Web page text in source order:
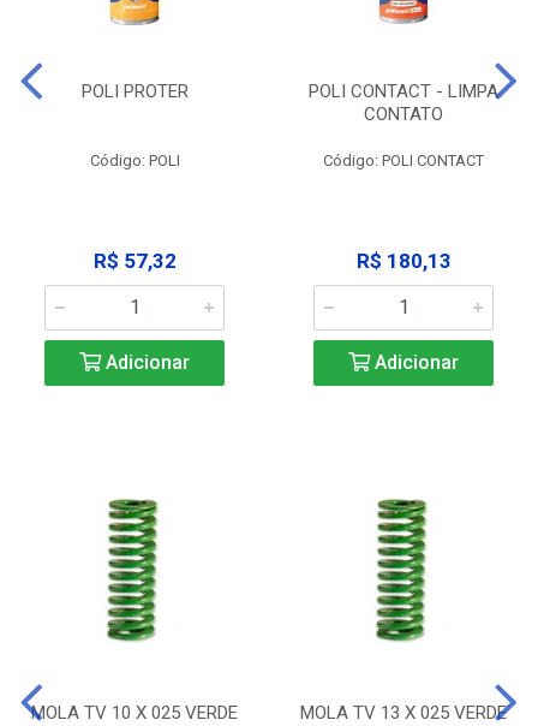
POLI PROTER
Código: POLI
R$ 57,32
Adicionar
POLI CONTACT - LIMPA
CONTATO
Código: POLI CONTACT
R$ 180,13
Adicionar
MOLA TV 10 X 025 VERDE MOLA TV 13 X 025 VERDE